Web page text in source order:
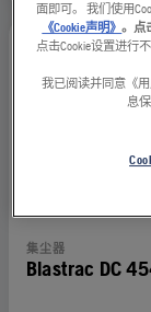
集尘器
Blastrac DC
面即可。 我们使用
《Cookie声明》。点
点击Cookie设置进行
我已阅读并同意《
息